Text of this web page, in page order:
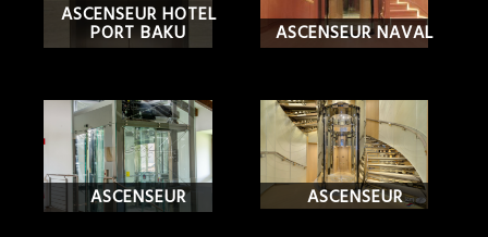
ASCENSEUR HOTEL
PORT BAKU ASCENSEUR NAVAL
ASCENSEUR ASCENSEUR